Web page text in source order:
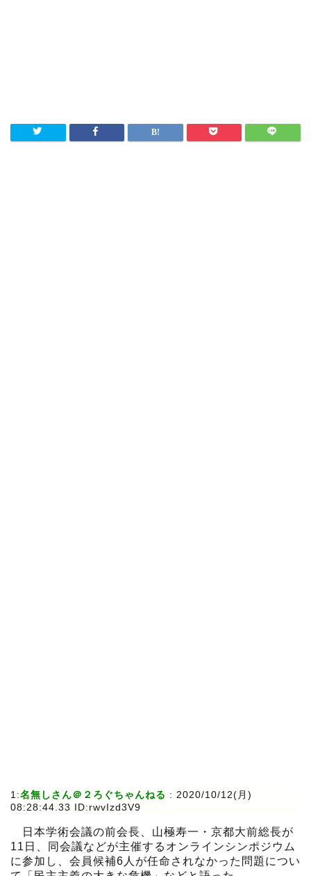
1:名無しさん＠２ろぐちゃんねる : 2020/10/12(月)
08:28:44.33 ID:rwvIzd3V9
日本学術会議の前会長、山極寿一・京都大前総長が
11日、同会議などが主催するオンラインシンポジウム
に参加し、会員候補6人が任命されなかった問題につい